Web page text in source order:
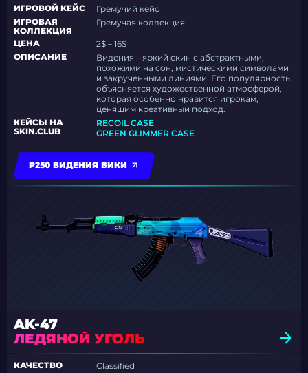
ИГРОВОЙ КЕЙС
Гремучий кейс
ИГРОВАЯ
КОЛЛЕКЦИЯ
Гремучая коллекция
ЦЕНА
2$ – 16$
ОПИСАНИЕ
Видения – яркий скин с абстрактными,
похожими на сон, мистическими символами
и закрученными линиями. Его популярность
объясняется художественной атмосферой,
которая особенно нравится игрокам,
ценящим креативный подход.
КЕЙСЫ НА
SKIN.CLUB
RECOIL CASE
GREEN GLIMMER CASE
P250 ВИДЕНИЯ ВИКИ
AK-47
ЛЕДЯНОЙ УГОЛЬ
КАЧЕСТВО
Classified